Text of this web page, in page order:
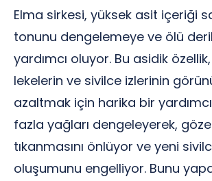
Elma sirkesi, yüksek asit içeriği
tonunu dengelemeye ve ölü
yardımcı oluyor. Bu asidik
lekelerin ve sivilce izlerinin
azaltmak için harika bir
fazla yağları dengeleyerek,
tıkanmasını önlüyor ve yeni
oluşumunu engelliyor. Bunu